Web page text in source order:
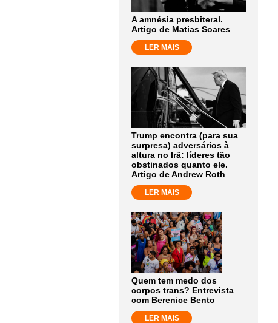
A amnésia presbiteral.
Artigo de Matias Soares
LER MAIS
Trump encontra (para sua
surpresa) adversários à
altura no Irã: líderes tão
obstinados quanto ele.
Artigo de Andrew Roth
LER MAIS
Quem tem medo dos
corpos trans? Entrevista
com Berenice Bento
LER MAIS